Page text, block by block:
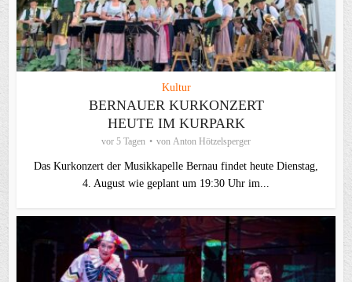
Kultur
BERNAUER KURKONZERT
HEUTE IM KURPARK
vor 5 Tagen von Anton Hötzelsperger
Das Kurkonzert der Musikkapelle Bernau findet heute Dienstag,
4. August wie geplant um 19:30 Uhr im...